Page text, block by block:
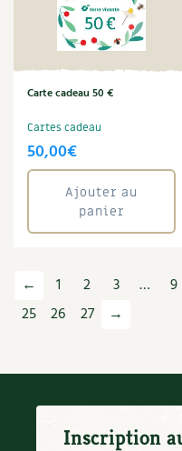
Carte cadeau 50 €
Cartes cadeau
50,00€
Ajouter au
panier
← 1 2 3 … 9
25
26 27 →
Inscription